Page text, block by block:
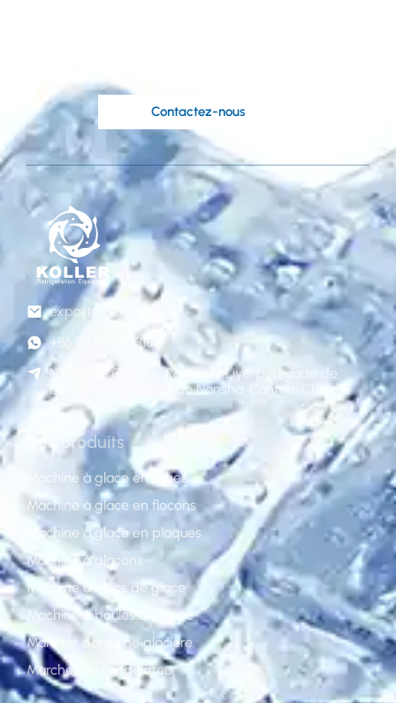
Contactez-nous
export@gzkoller.com
+86 181 2236 8318
N°120 rue Qinlong, Route de Liye, bourgade de
Dongchong, District de Nansha, Canton, Chine
Des produits
Machine à glace en tubes
Machine à glace en flocons
Machine à glace en plaques
Machine à glaçons
Machine à blocs de glace
Machine à boules de glace
Marcher dans une glacière
Marcher au congélateur